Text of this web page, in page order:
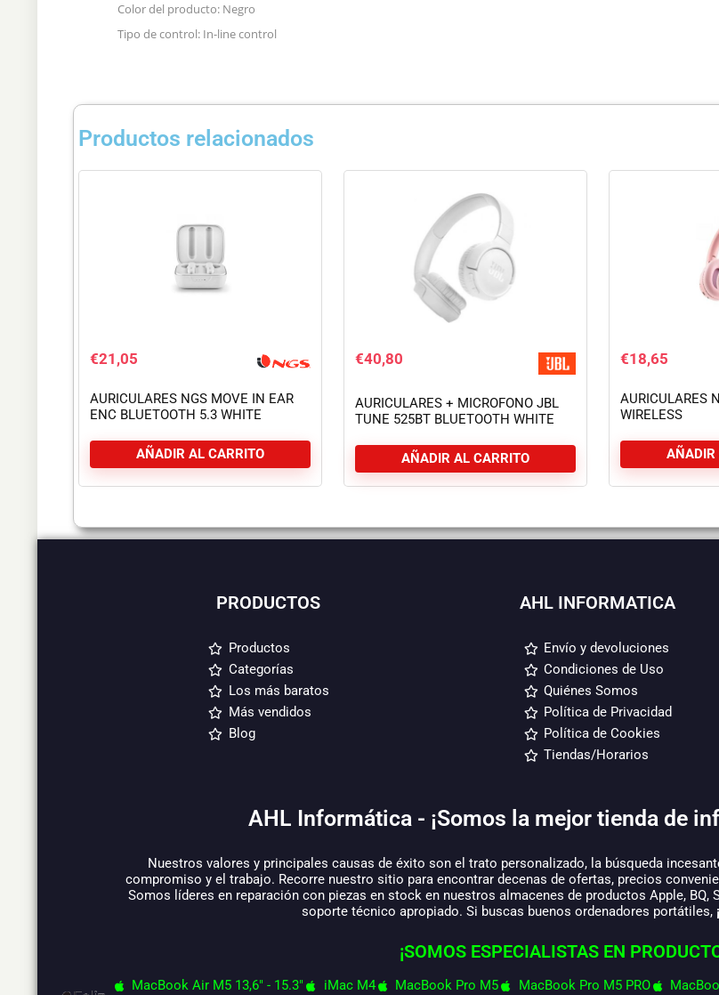
Color del producto: Negro
Tipo de control: In-line control
Productos relacionados
€21,05
AURICULARES NGS MOVE IN EAR
ENC BLUETOOTH 5.3 WHITE
AÑADIR AL CARRITO
€40,80
AURICULARES + MICROFONO JBL
TUNE 525BT BLUETOOTH WHITE
AÑADIR AL CARRITO
€18,65
AURICULARES
WIRELESS
AÑADIR
PRODUCTOS
Productos
Categorías
Los más baratos
Más vendidos
Blog
AHL INFORMATICA
Envío y devoluciones
Condiciones de Uso
Quiénes Somos
Política de Privacidad
Política de Cookies
Tiendas/Horarios
AHL Informática - ¡Somos la mejor tienda de
Nuestros valores y principales causas de éxito son el trato personalizado, la búsqueda
compromiso y el trabajo. Recorre nuestro sitio para encontrar decenas de ofertas, precios
Somos líderes en reparación con piezas en stock en nuestros almacenes de productos Apple, BQ,
soporte técnico apropiado. Si buscas buenos ordenadores portátiles,
¡SOMOS ESPECIALISTAS EN
MacBook Air M5 13,6" - 15.3" iMac M4 MacBook Pro M5 MacBook Pro M5 PRO